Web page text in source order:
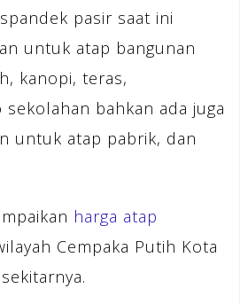
pasir saat ini
untuk atap bangunan
kanopi, teras,
bahkan ada juga
untuk atap pabrik, dan
harga atap
Cempaka Putih Kota